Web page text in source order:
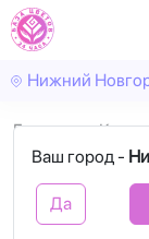
Нижний
Ваш город -
Да
Главная Кения